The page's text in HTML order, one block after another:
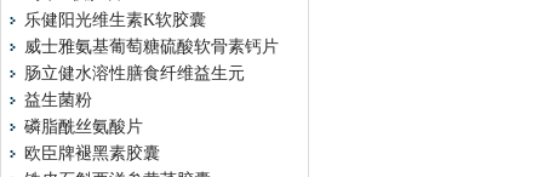
乐健阳光维生素K软胶囊
威士雅氨基葡萄糖硫酸软骨素钙片
肠立健水溶性膳食纤维益生元
益生菌粉
磷脂酰丝氨酸片
欧臣牌褪黑素胶囊